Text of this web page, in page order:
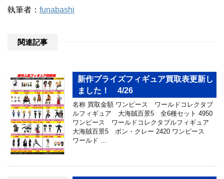
執筆者： funabashi
関連記事
新作プライズフィギュア買取表更新し
ました！ 4/26
名称 買取金額 ワンピース ワールドコレクタブ
ルフィギュア 大海賊百景5 全6種セット 4950
ワンピース ワールドコレクタブルフィギュア
大海賊百景5 ボン・クレー 2420 ワンピース
ワールド …